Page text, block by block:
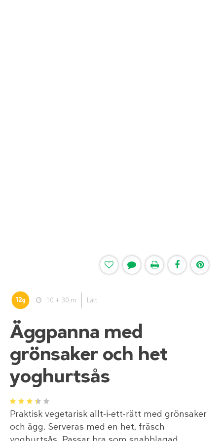
12g 10 + 30 m Lätt
Äggpanna med
grönsaker och het
yoghurtsås
1 2 3 4 5
Praktisk vegetarisk allt-i-ett-rätt med grönsaker
och ägg. Serveras med en het, fräsch